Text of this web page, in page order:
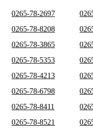
0265-78-2697
0265-78-8208
0265-78-3865
0265-78-5353
0265-78-4213
0265-78-6798
0265-78-8411
0265-78-8521